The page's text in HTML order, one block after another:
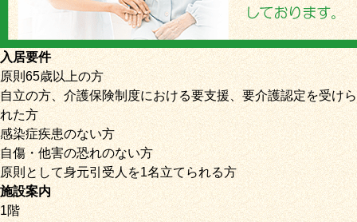
入居要件
原則65歳以上の方
自立の方、介護保険制度における要支援、要介護認定を受けら
れた方
感染症疾患のない方
自傷・他害の恐れのない方
原則として身元引受人を1名立てられる方
施設案内
1階